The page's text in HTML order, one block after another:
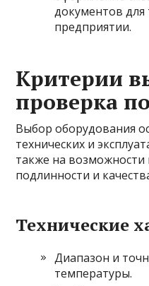
документов
предприятии.
Критерии
проверка
Выбор оборудования
технических и
также на
подлинности и
Технические
Диапазон и
температуры.